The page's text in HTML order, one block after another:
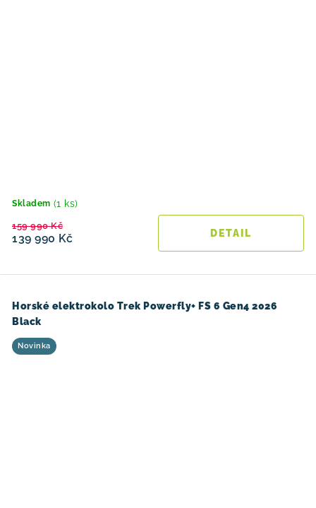
Skladem (1 ks)
139 990 Kč
159 990 Kč
Horské elektrokolo Trek Powerfly+ FS 6 Gen4 2026
Black
Novinka